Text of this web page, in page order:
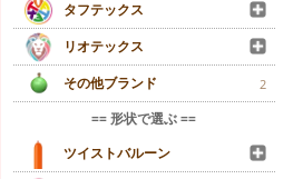
タフテックス
リオテックス
その他ブランド
2
== 形状で選ぶ ==
ツイストバルーン